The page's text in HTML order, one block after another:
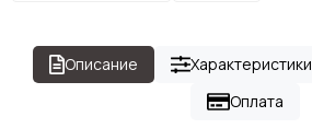
Описание Характеристики
Оплата